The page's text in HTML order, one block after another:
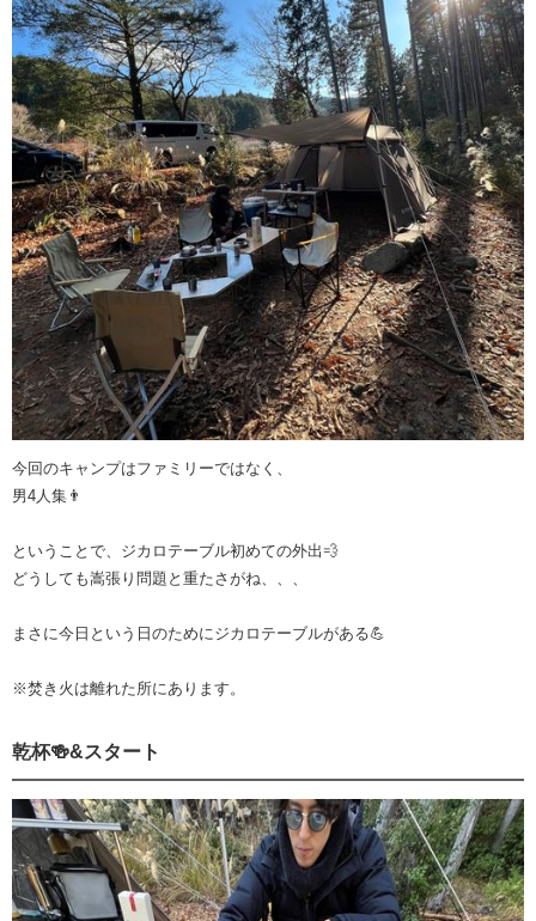
今回のキャンプはファミリーではなく、
男4人集👨
ということで、ジカロテーブル初めての外出💨
どうしても嵩張り問題と重たさがね、、、
まさに今日という日のためにジカロテーブルがある💪
※焚き火は離れた所にあります。
乾杯🍻&スタート